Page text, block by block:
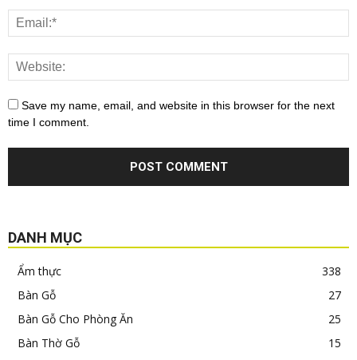
Save my name, email, and website in this browser for the next
time I comment.
DANH MỤC
Ẩm thực
338
Bàn Gỗ
27
Bàn Gỗ Cho Phòng Ăn
25
Bàn Thờ Gỗ
15